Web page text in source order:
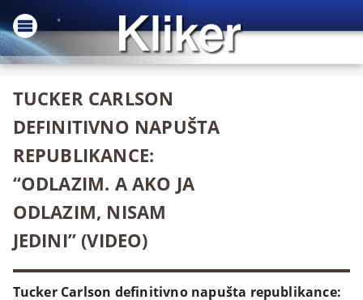
TUCKER CARLSON
DEFINITIVNO NAPUŠTA
REPUBLIKANCE:
“ODLAZIM. A AKO JA
ODLAZIM, NISAM
JEDINI” (VIDEO)
Tucker Carlson definitivno napušta republikance: